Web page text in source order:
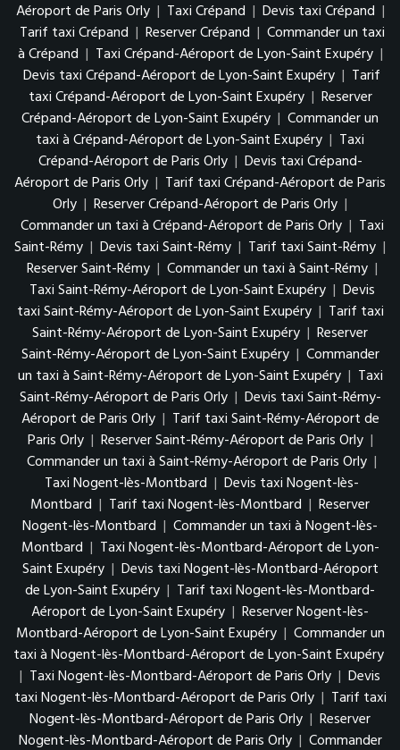
Aéroport de Paris Orly | Taxi Crépand | Devis taxi Crépand |
Tarif taxi Crépand | Reserver Crépand | Commander un taxi
à Crépand | Taxi Crépand-Aéroport de Lyon-Saint Exupéry |
Devis taxi Crépand-Aéroport de Lyon-Saint Exupéry | Tarif
taxi Crépand-Aéroport de Lyon-Saint Exupéry | Reserver
Crépand-Aéroport de Lyon-Saint Exupéry | Commander un
taxi à Crépand-Aéroport de Lyon-Saint Exupéry | Taxi
Crépand-Aéroport de Paris Orly | Devis taxi Crépand-
Aéroport de Paris Orly | Tarif taxi Crépand-Aéroport de Paris
Orly | Reserver Crépand-Aéroport de Paris Orly |
Commander un taxi à Crépand-Aéroport de Paris Orly | Taxi
Saint-Rémy | Devis taxi Saint-Rémy | Tarif taxi Saint-Rémy |
Reserver Saint-Rémy | Commander un taxi à Saint-Rémy |
Taxi Saint-Rémy-Aéroport de Lyon-Saint Exupéry | Devis
taxi Saint-Rémy-Aéroport de Lyon-Saint Exupéry | Tarif taxi
Saint-Rémy-Aéroport de Lyon-Saint Exupéry | Reserver
Saint-Rémy-Aéroport de Lyon-Saint Exupéry | Commander
un taxi à Saint-Rémy-Aéroport de Lyon-Saint Exupéry | Taxi
Saint-Rémy-Aéroport de Paris Orly | Devis taxi Saint-Rémy-
Aéroport de Paris Orly | Tarif taxi Saint-Rémy-Aéroport de
Paris Orly | Reserver Saint-Rémy-Aéroport de Paris Orly |
Commander un taxi à Saint-Rémy-Aéroport de Paris Orly |
Taxi Nogent-lès-Montbard | Devis taxi Nogent-lès-
Montbard | Tarif taxi Nogent-lès-Montbard | Reserver
Nogent-lès-Montbard | Commander un taxi à Nogent-lès-
Montbard | Taxi Nogent-lès-Montbard-Aéroport de Lyon-
Saint Exupéry | Devis taxi Nogent-lès-Montbard-Aéroport
de Lyon-Saint Exupéry | Tarif taxi Nogent-lès-Montbard-
Aéroport de Lyon-Saint Exupéry | Reserver Nogent-lès-
Montbard-Aéroport de Lyon-Saint Exupéry | Commander un
taxi à Nogent-lès-Montbard-Aéroport de Lyon-Saint Exupéry
| Taxi Nogent-lès-Montbard-Aéroport de Paris Orly | Devis
taxi Nogent-lès-Montbard-Aéroport de Paris Orly | Tarif taxi
Nogent-lès-Montbard-Aéroport de Paris Orly | Reserver
Nogent-lès-Montbard-Aéroport de Paris Orly | Commander